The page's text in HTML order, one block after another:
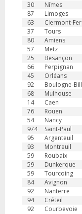
30 Nîmes
87
Limoges
63
Clermont-
37
Tours
80
Amiens
57
Metz
25
Besançon
66
Perpignan
45
Orléans
92
Boulogne-
68
Mulhouse
14
Caen
76
Rouen
54
Nancy
974
Saint-Paul
95
Argenteuil
93
Montreuil
59
Roubaix
59
Dunkerque
59
Tourcoing
84
Avignon
92
Nanterre
94
Créteil
92
Courbevoie